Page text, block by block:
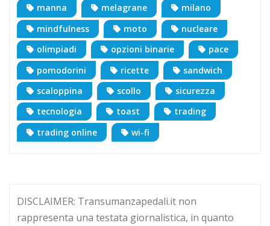
manna
melagrane
milano
mindfulness
moto
nucleare
olimpiadi
opzioni binarie
pace
pomodorini
ricette
sandwich
scaloppina
scollo
sicurezza
tecnologia
toast
trading
trading online
wi-fi
DISCLAIMER: Transumanzapedali.it non
rappresenta una testata giornalistica, in quanto